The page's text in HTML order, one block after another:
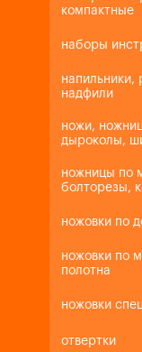
компактные
наборы
напильники,
надфили
ножи,
дыроколы,
ножницы по
болторезы,
ножовки по
ножовки по
полотна
ножовки
отвертки